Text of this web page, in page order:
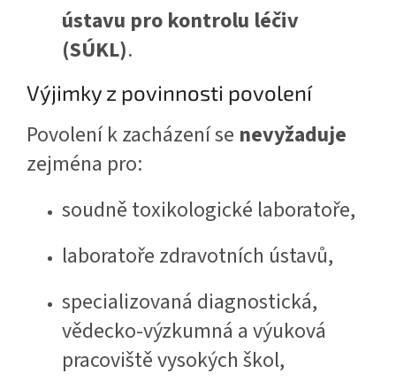
ústavu pro kontrolu léčiv
(SÚKL).
Výjimky z povinnosti povolení
Povolení k zacházení se nevyžaduje
zejména pro:
soudně toxikologické laboratoře,
laboratoře zdravotních ústavů,
specializovaná diagnostická,
vědecko-výzkumná a výuková
pracoviště vysokých škol,